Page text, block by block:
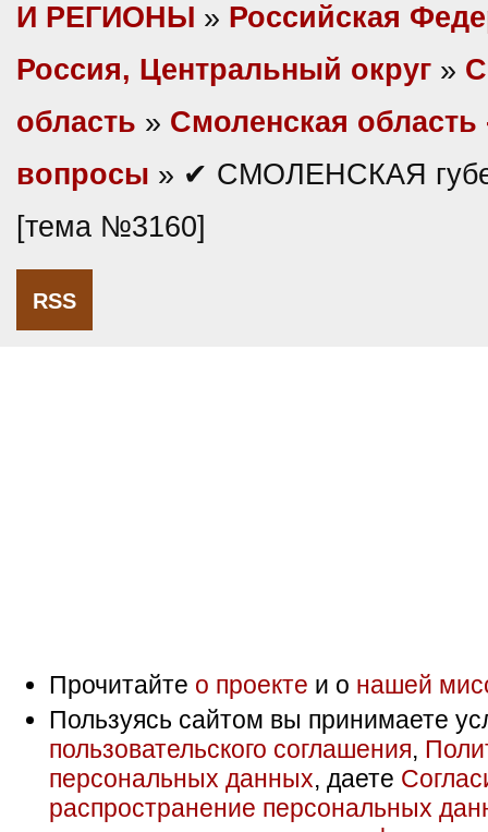
И РЕГИОНЫ » Российская
Россия, Центральный округ »
область » Смоленская
вопросы » ✔ СМОЛЕНСКАЯ
[тема №3160]
RSS
Прочитайте о проекте и о нашей
Пользуясь сайтом вы принимаете
пользовательского соглашения,
персональных данных, даете
распространение персональных